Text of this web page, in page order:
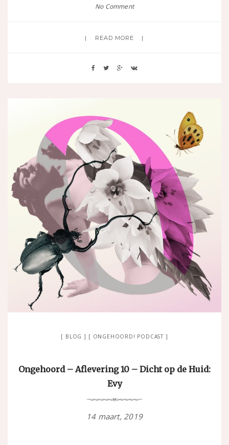
No Comment
READ MORE
BLOG ONGEHOORD! PODCAST
Ongehoord – Aflevering 10 – Dicht op de Huid:
Evy
14 maart, 2019